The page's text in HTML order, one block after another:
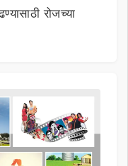
रोजच्या